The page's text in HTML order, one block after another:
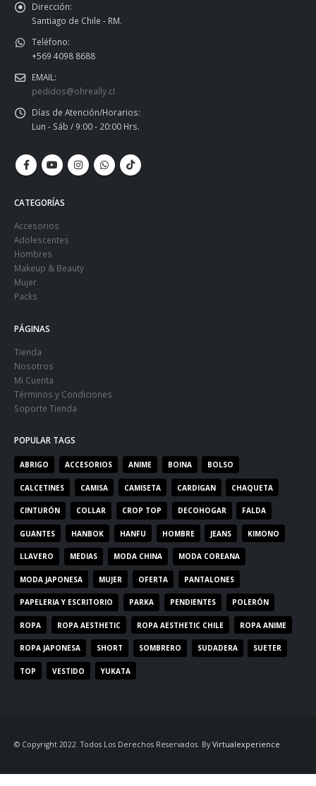
Dirección:
Santiago de Chile - RM.
Teléfono:
+569 4098 8688
EMAIL:
pedidos@ohreally.cl
Días de Atención/Horarios:
Lun - Sáb / 9:00 - 20:00 Hrs.
CATEGORÍAS
Accesorios
Adolescentes
Hombres
Makeup & Beauty
Mujer
Packs
PÁGINAS
Tienda
Nosotros
Mi Cuenta
Términos y Condiciones
Soporte Tienda
POPULAR TAGS
ABRIGO ACCESORIOS ANIME BOINA BOLSO
CALCETINES CAMISA CAMISETA CARDIGAN CHAQUETA
CINTURÓN COLLAR CROP TOP DECOHOGAR FALDA
GUANTES HANBOK HANFU HOMBRE JEANS KIMONO
LLAVERO MEDIAS MODA CHINA MODA COREANA
MODA JAPONESA MUJER OFERTA PANTALONES
PAPELERIA Y ESCRITORIO PARKA PENDIENTES POLERÓN
ROPA ROPA AESTHETIC ROPA AESTHETIC CHILE ROPA ANIME
ROPA JAPONESA SHORT SOMBRERO SUDADERA SUETER
TOP VESTIDO YUKATA
© Copyright 2022. Todos Los Derechos Reservados. By Virtualexperience